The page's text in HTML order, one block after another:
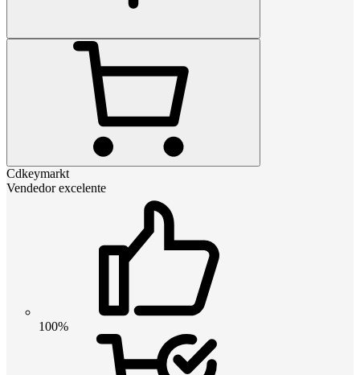
Cdkeymarkt
Vendedor excelente
100%